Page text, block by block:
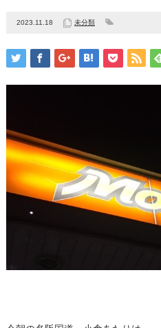
2023.11.18 未分類